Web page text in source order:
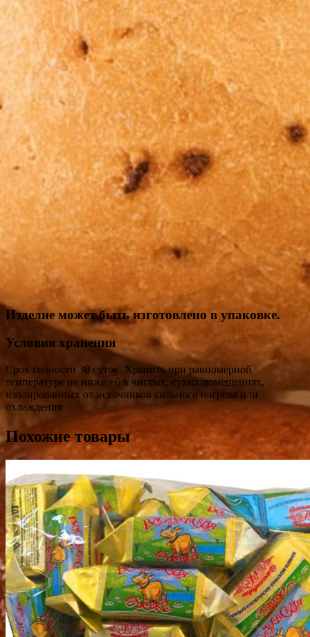
Изделие может быть изготовлено в упаковке.
Условия хранения
Срок годности 30 суток. Хранить при равномерной
температуре не ниже +6 в чистых, сухих помещениях,
изолированных от источников сильного нагрева или
охлаждения
Похожие товары